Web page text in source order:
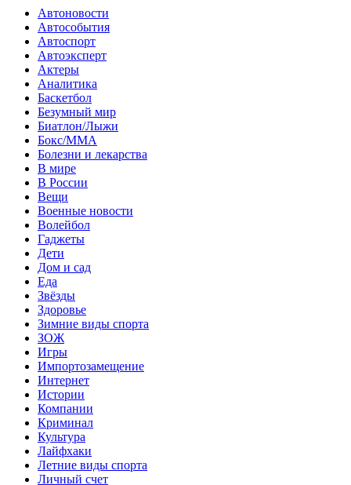
Автоновости
Автособытия
Автоспорт
Автоэксперт
Актеры
Аналитика
Баскетбол
Безумный мир
Биатлон/Лыжи
Бокс/MMA
Болезни и лекарства
В мире
В России
Вещи
Военные новости
Волейбол
Гаджеты
Дети
Дом и сад
Еда
Звёзды
Здоровье
Зимние виды спорта
ЗОЖ
Игры
Импортозамещение
Интернет
Истории
Компании
Криминал
Культура
Лайфхаки
Летние виды спорта
Личный счет